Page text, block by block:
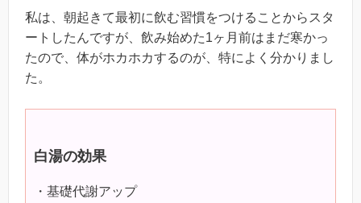
私は、朝起きて最初に飲む習慣をつけることからスタ
ートしたんですが、飲み始めた1ヶ月前はまだ寒かっ
たので、体がホカホカするのが、特によく分かりまし
た。
白湯の効果
・基礎代謝アップ